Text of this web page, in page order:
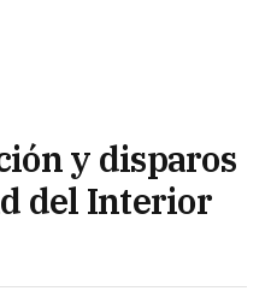
y disparos
del Interior